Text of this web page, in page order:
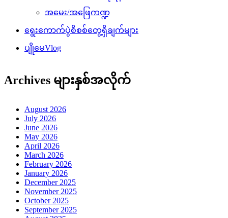
အမေး/အဖြေကဏ္ဍ
ရွေးကောက်ပွဲစိစစ်တွေ့ရှိချက်များ
ပျိုမေVlog
Archives များနှစ်အလိုက်
August 2026
July 2026
June 2026
May 2026
April 2026
March 2026
February 2026
January 2026
December 2025
November 2025
October 2025
September 2025